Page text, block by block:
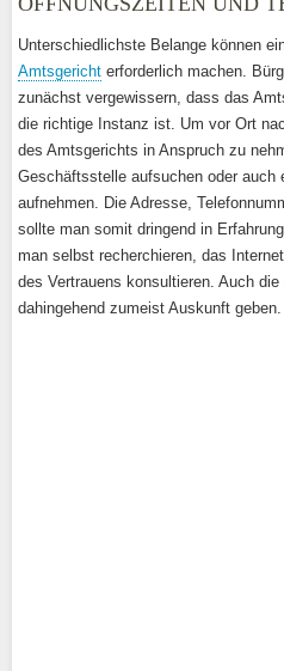
Unterschiedlichste Belange können
Amtsgericht erforderlich machen.
zunächst vergewissern, dass das
die richtige Instanz ist. Um vor Ort
des Amtsgerichts in Anspruch zu
Geschäftsstelle aufsuchen oder
aufnehmen. Die Adresse,
sollte man somit dringend in
man selbst recherchieren, das
des Vertrauens konsultieren. Auch
dahingehend zumeist Auskunft geben.